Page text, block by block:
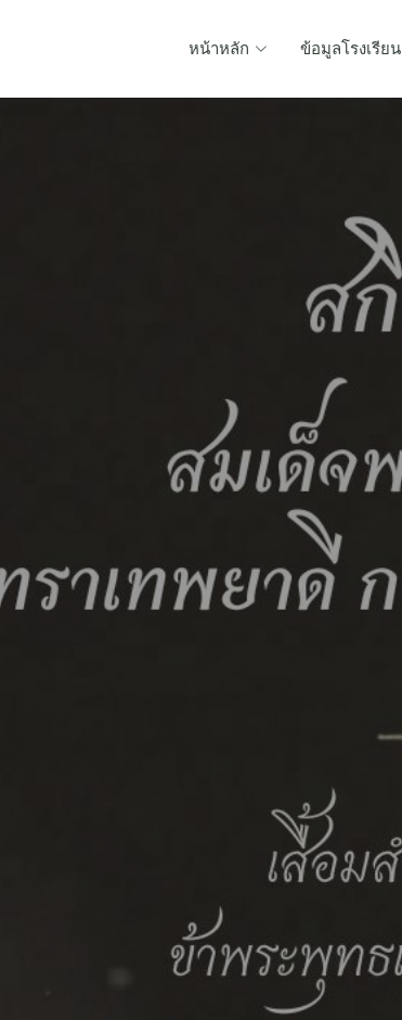
หน้าหลัก ข้อมูลโรงเรียน